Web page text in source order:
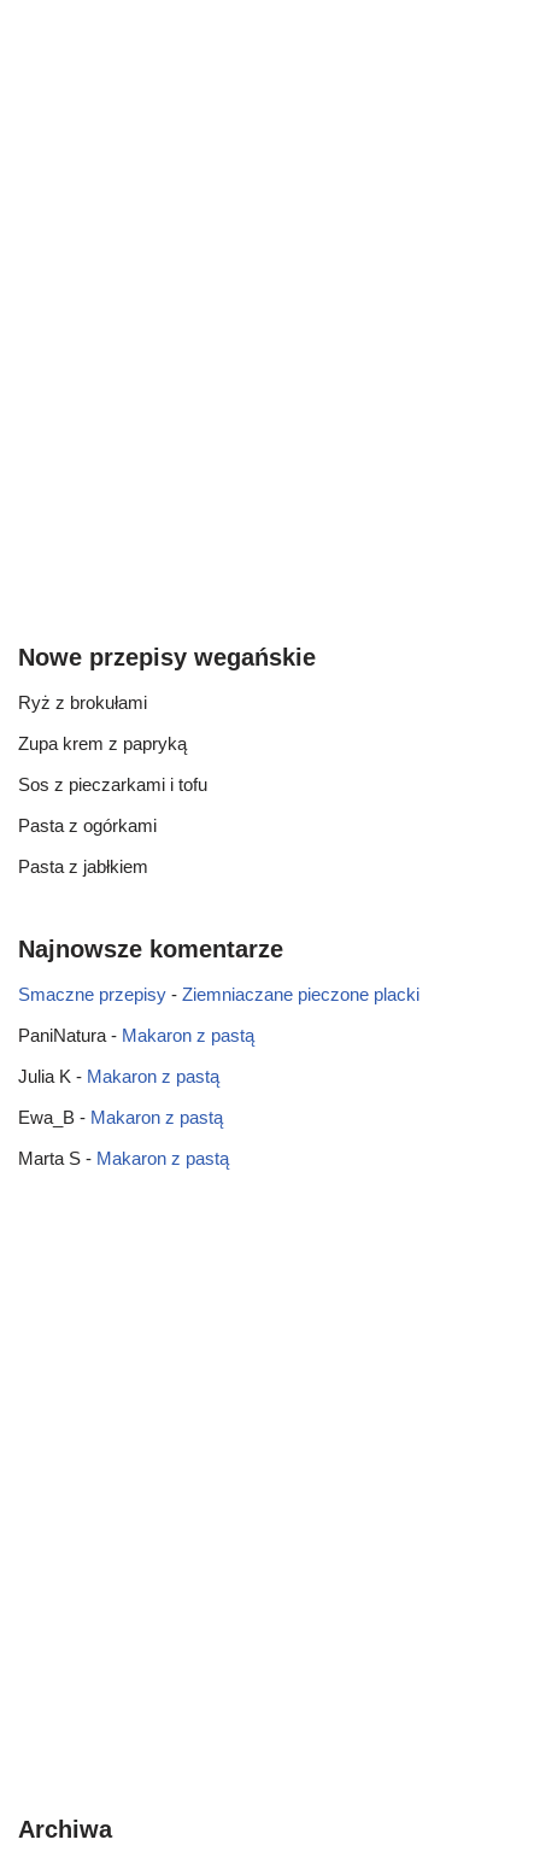
Nowe przepisy wegańskie
Ryż z brokułami
Zupa krem z papryką
Sos z pieczarkami i tofu
Pasta z ogórkami
Pasta z jabłkiem
Najnowsze komentarze
Smaczne przepisy - Ziemniaczane pieczone placki
PaniNatura - Makaron z pastą
Julia K - Makaron z pastą
Ewa_B - Makaron z pastą
Marta S - Makaron z pastą
Archiwa